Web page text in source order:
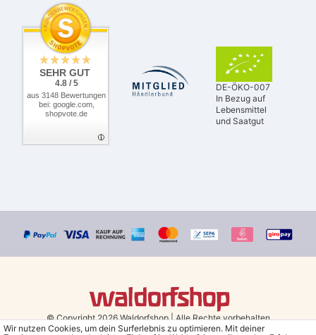
SEHR GUT
4.8 / 5
aus 3148 Bewertungen
bei: google.com,
shopvote.de
DE-ÖKO-007
In Bezug auf
Lebensmittel
und Saatgut
© Copyright 2026 Waldorfshop|Alle Rechte vorbehalten.
Wir nutzen Cookies, um dein Surferlebnis zu optimieren. Mit deiner